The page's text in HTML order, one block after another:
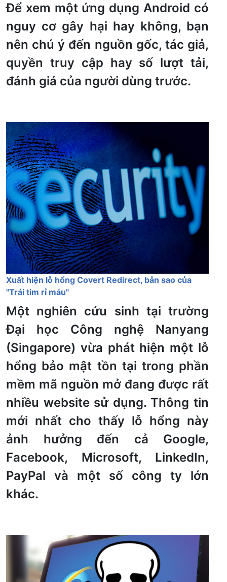
Để xem một ứng dụng Android có
nguy cơ gây hại hay không, bạn
nên chú ý đến nguồn gốc, tác giả,
quyền truy cập hay số lượt tải,
đánh giá của người dùng trước.
Xuất hiện lỗ hổng Covert Redirect, bản sao của
"Trái tim rỉ máu"
Một nghiên cứu sinh tại trường
Đại học Công nghệ Nanyang
(Singapore) vừa phát hiện một lỗ
hổng bảo mật tồn tại trong phần
mềm mã nguồn mở đang được rất
nhiều website sử dụng. Thông tin
mới nhất cho thấy lỗ hổng này
ảnh hưởng đến cả Google,
Facebook, Microsoft, LinkedIn,
PayPal và một số công ty lớn
khác.